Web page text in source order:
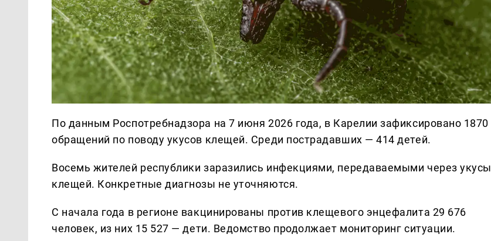
По данным Роспотребнадзора на 7 июня 2026 года, в Карелии зафиксировано 1870
обращений по поводу укусов клещей. Среди пострадавших — 414 детей.
Восемь жителей республики заразились инфекциями, передаваемыми через укусы
клещей. Конкретные диагнозы не уточняются.
С начала года в регионе вакцинированы против клещевого энцефалита 29 676
человек, из них 15 527 — дети. Ведомство продолжает мониторинг ситуации.